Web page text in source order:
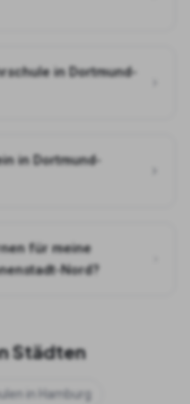
in Dortmund-
in Dortmund-
für meine
Nord?
Städten
in Hamburg